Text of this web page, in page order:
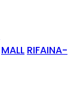
MALL RIFAINA-